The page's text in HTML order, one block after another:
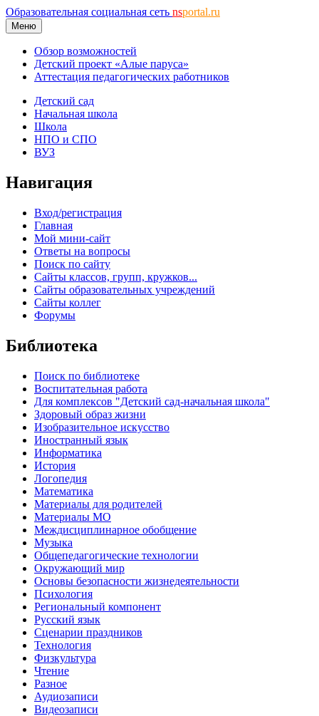
Образовательная социальная сеть nsportal.ru
Меню
Обзор возможностей
Детский проект «Алые паруса»
Аттестация педагогических работников
Детский сад
Начальная школа
Школа
НПО и СПО
ВУЗ
Навигация
Вход/регистрация
Главная
Мой мини-сайт
Ответы на вопросы
Поиск по сайту
Сайты классов, групп, кружков...
Сайты образовательных учреждений
Сайты коллег
Форумы
Библиотека
Поиск по библиотеке
Воспитательная работа
Для комплексов "Детский сад-начальная школа"
Здоровый образ жизни
Изобразительное искусство
Иностранный язык
Информатика
История
Логопедия
Математика
Материалы для родителей
Материалы МО
Междисциплинарное обобщение
Музыка
Общепедагогические технологии
Окружающий мир
Основы безопасности жизнедеятельности
Психология
Региональный компонент
Русский язык
Сценарии праздников
Технология
Физкультура
Чтение
Разное
Аудиозаписи
Видеозаписи